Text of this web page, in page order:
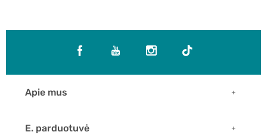
Apie mus
E. parduotuvė